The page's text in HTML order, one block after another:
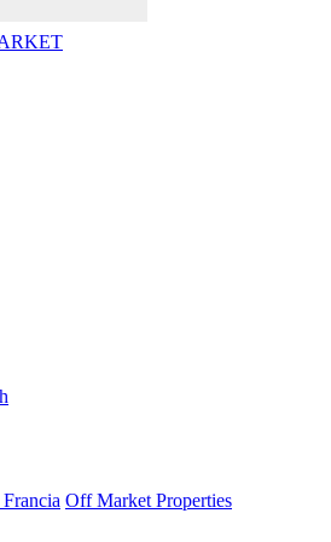
Off Market Properties